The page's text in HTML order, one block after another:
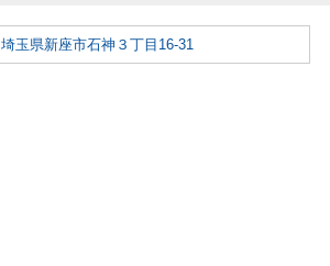
埼玉県新座市石神３丁目16-31